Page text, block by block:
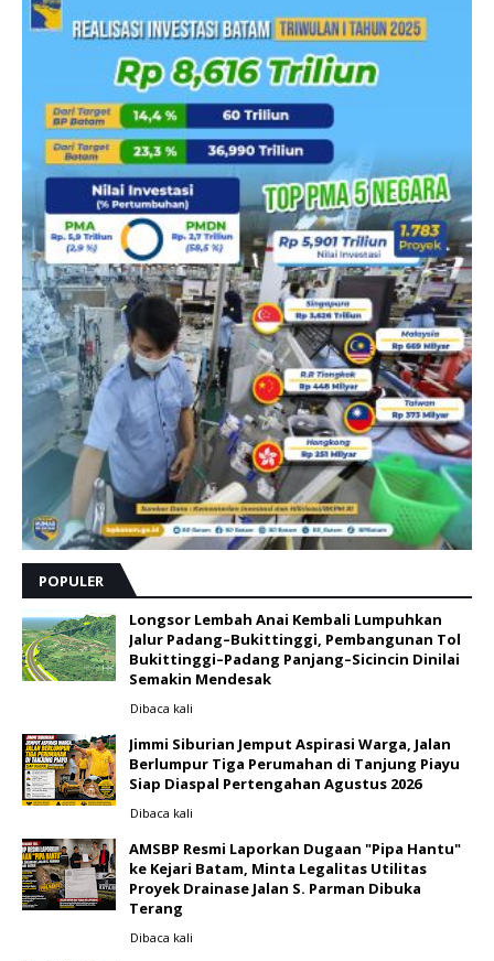
POPULER
Longsor Lembah Anai Kembali Lumpuhkan
Jalur Padang–Bukittinggi, Pembangunan Tol
Bukittinggi–Padang Panjang–Sicincin Dinilai
Semakin Mendesak
Dibaca kali
Jimmi Siburian Jemput Aspirasi Warga, Jalan
Berlumpur Tiga Perumahan di Tanjung Piayu
Siap Diaspal Pertengahan Agustus 2026 ‎
Dibaca kali
AMSBP Resmi Laporkan Dugaan "Pipa Hantu"
ke Kejari Batam, Minta Legalitas Utilitas
Proyek Drainase Jalan S. Parman Dibuka
Terang
Dibaca kali